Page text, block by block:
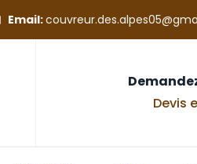
Email:
Devis